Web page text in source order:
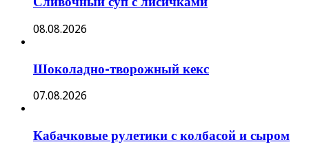
08.08.2026
Шоколадно-творожный кекс
07.08.2026
Кабачковые рулетики с колбасой и сыром